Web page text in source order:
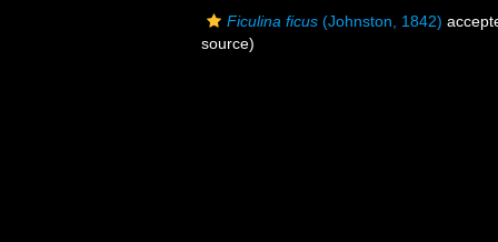
Ficulina ficus (Johnston, 1842)
source)